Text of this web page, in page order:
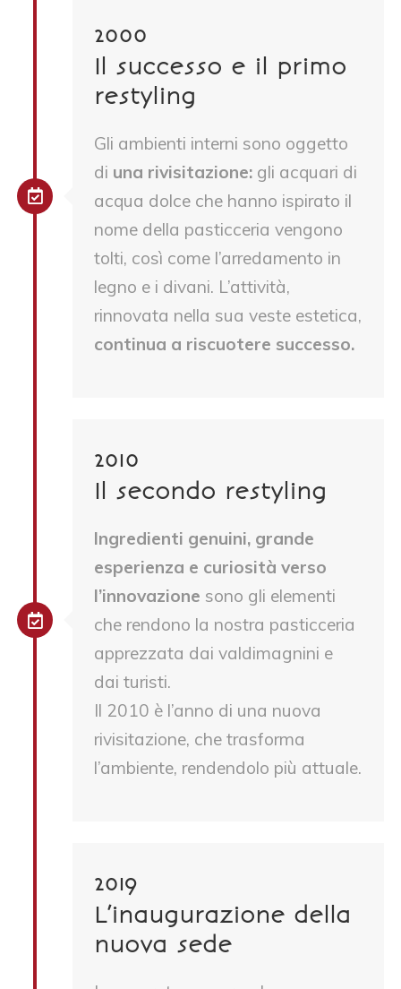
2000
Il successo e il primo
restyling
Gli ambienti interni sono oggetto
di una rivisitazione: gli acquari di
acqua dolce che hanno ispirato il
nome della pasticceria vengono
tolti, così come l’arredamento in
legno e i divani. L’attività,
rinnovata nella sua veste estetica,
continua a riscuotere successo.
2010
Il secondo restyling
Ingredienti genuini, grande
esperienza e curiosità verso
l’innovazione sono gli elementi
che rendono la nostra pasticceria
apprezzata dai valdimagnini e
dai turisti.
Il 2010 è l’anno di una nuova
rivisitazione, che trasforma
l’ambiente, rendendolo più attuale.
2019
L’inaugurazione della
nuova sede